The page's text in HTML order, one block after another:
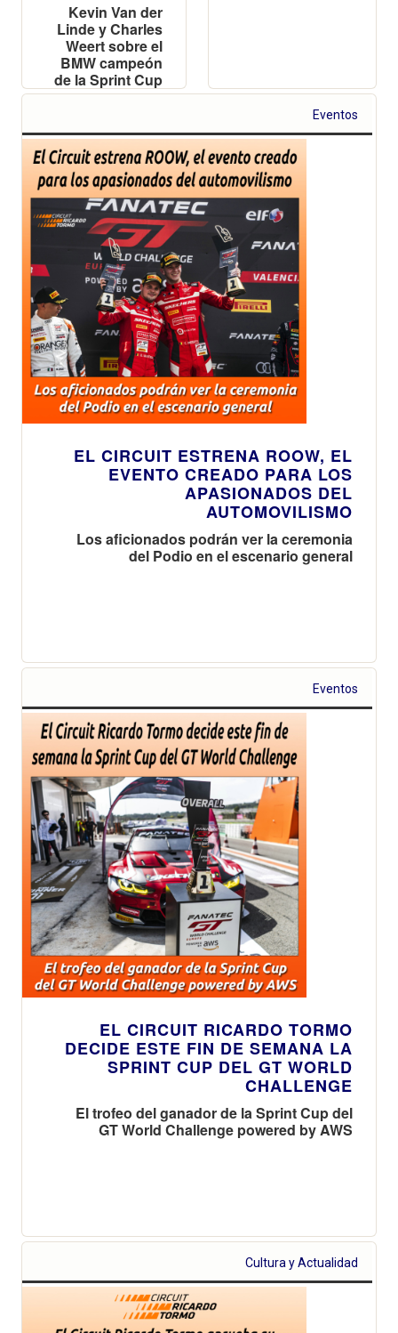
Kevin Van der
Linde y Charles
Weert sobre el
BMW campeón
de la Sprint Cup
Eventos
EL CIRCUIT ESTRENA ROOW, EL
EVENTO CREADO PARA LOS
APASIONADOS DEL
AUTOMOVILISMO
Los aficionados podrán ver la ceremonia
del Podio en el escenario general
Eventos
EL CIRCUIT RICARDO TORMO
DECIDE ESTE FIN DE SEMANA LA
SPRINT CUP DEL GT WORLD
CHALLENGE
El trofeo del ganador de la Sprint Cup del
GT World Challenge powered by AWS
Cultura y Actualidad